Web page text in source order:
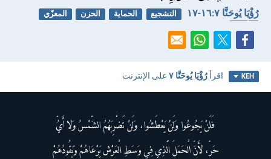
رُؤْيَا يُوحَنَّا ٧:‏١٦-‏١٧ التشجيع الحماية الحزن
المعزّي
KEH اقرأرُؤْيَا يُوحَنَّا ٧ على الإنترنت